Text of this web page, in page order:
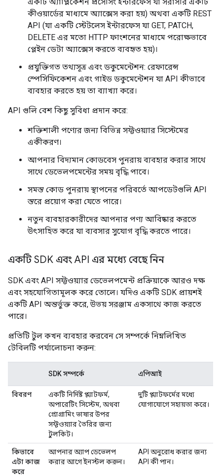
কীওয়ার্ডের মাধ্যমে অ্যাক্সেস করা হয়) অথবা একটি REST
API (যা একটি স্টেটলেস ইন্টারফেস যা GET, PATCH,
DELETE এর মতো HTTP ফাংশনের মাধ্যমে পরোক্ষভাবে
প্লেইন ডেটা অ্যাক্সেস করতে ব্যবহৃত হয়)।
প্রযুক্তিগত তথ্যসূত্র এবং ডকুমেন্টেশন: রেফারেন্স
স্পেসিফিকেশন এবং গাইড ডকুমেন্টেশন যা API কীভাবে
ব্যবহার করতে হয় তা ব্যাখ্যা করে।
API গুলি বেশ কিছু সুবিধা প্রদান করে:
শক্তিশালী পণ্যের জন্য বিভিন্ন সফ্টওয়্যার সিস্টেমের
একীকরণ।
আপনার বিদ্যমান কোডবেস পুনরায় ব্যবহার করার সাথে
সাথে ডেভেলপমেন্টের সময় বৃদ্ধি পাবে।
সমস্ত কোড পুনরায় স্থাপনের পরিবর্তে আপডেটগুলি API
স্তরে প্রয়োগ করা যেতে পারে।
নতুন ব্যবহারকারীদের আপনার পণ্য আবিষ্কার করতে
উৎসাহিত করে যা ব্যবসার সুযোগ বৃদ্ধি করতে পারে।
একটি SDK এবং API এর মধ্যে বেছে নিন
SDK এবং API সফ্টওয়্যার ডেভেলপমেন্ট প্রক্রিয়াকে আরও দক্ষ
এবং সহযোগিতামূলক করে তোলে। যদিও একটি SDK প্রায়শই
একটি API অন্তর্ভুক্ত করে, উভয় সরঞ্জাম একসাথে কাজ করতে
পারে।
প্রতিটি টুল কখন ব্যবহার করবেন সে সম্পর্কে নিম্নলিখিত
টেবিলটি পর্যালোচনা করুন:
SDK সম্পর্কে এপিআই
বিবরণ
একটি নির্দিষ্ট প্ল্যাটফর্ম,
অপারেটিং সিস্টেম, অথবা
প্রোগ্রামিং ভাষার উপর
সফ্টওয়্যার তৈরির জন্য
টুলকিট।
দুটি প্ল্যাটফর্মের মধ্যে
যোগাযোগে সহায়তা করে।
কিভাবে
এটা কাজ
করে
আপনার অ্যাপ ডেভেলপ
করার আগে ইনস্টল করুন।
API অনুরোধ করার জন্য
API কী পান।